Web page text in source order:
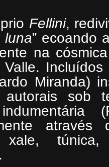
Fellini,
luna” ecoando
na
Valle.
Miranda)
autorais sob
através
xale,
.